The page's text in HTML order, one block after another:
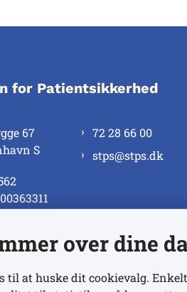
for Patientsikkerhed
67
S
72 28 66 00
stps@stps.dk
over dine
til at huske dit cookievalg.